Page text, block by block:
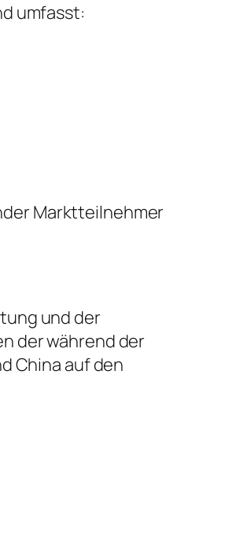
umfasst:
Marktteilnehmer
und der
der während der
China auf den